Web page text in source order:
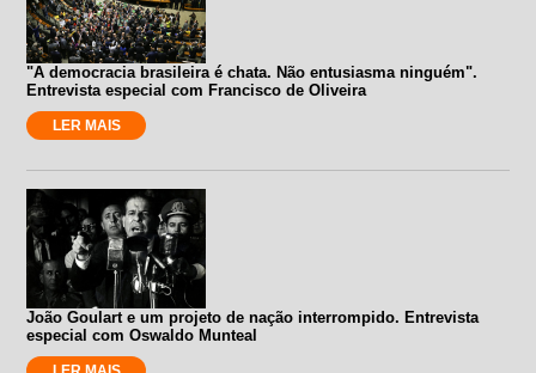
"A democracia brasileira é chata. Não entusiasma ninguém".
Entrevista especial com Francisco de Oliveira
LER MAIS
João Goulart e um projeto de nação interrompido. Entrevista
especial com Oswaldo Munteal